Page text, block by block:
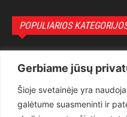
Gerbiame jūsų
Šioje svetainėje yra
galėtume suasmeninti ir
POPULIARIOS
Teisėsauga
Aktualu